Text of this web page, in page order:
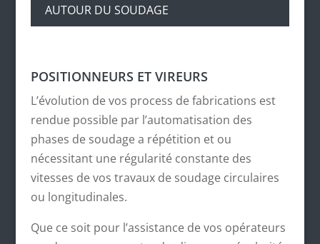
AUTOUR DU SOUDAGE
POSITIONNEURS ET VIREURS
L’évolution de vos process de fabrications est
rendue possible par l’automatisation des
phases de soudage a répétition et ou
nécessitant une régularité constante des
vitesses de vos travaux de soudage circulaires
ou longitudinales.
Que ce soit pour l’assistance de vos opérateurs